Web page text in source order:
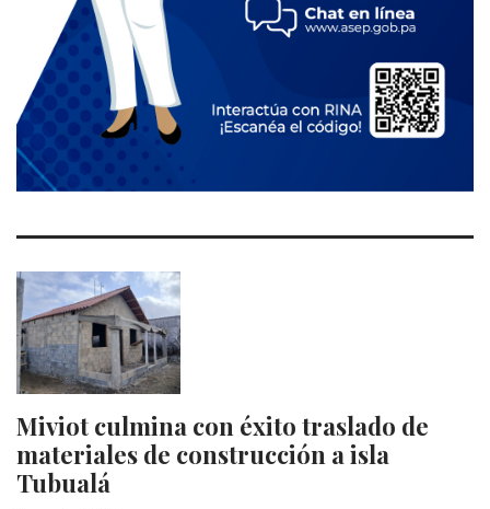
Miviot culmina con éxito traslado de
materiales de construcción a isla
Tubualá